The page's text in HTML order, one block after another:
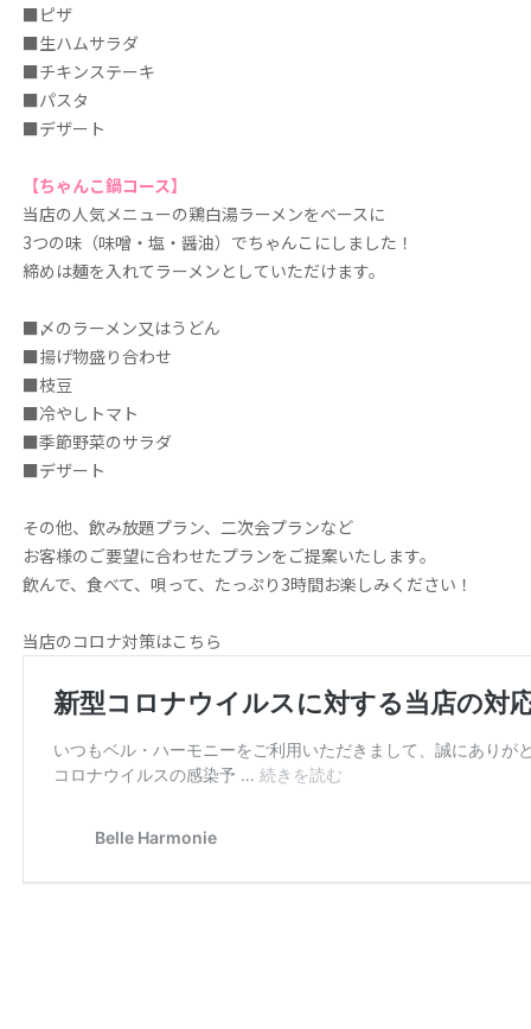
■ピザ
■生ハムサラダ
■チキンステーキ
■パスタ
■デザート
【ちゃんこ鍋コース】
当店の人気メニューの鶏白湯ラーメンをベースに
3つの味（味噌・塩・醤油）でちゃんこにしました！
締めは麺を入れてラーメンとしていただけます。
■〆のラーメン又はうどん
■揚げ物盛り合わせ
■枝豆
■冷やしトマト
■季節野菜のサラダ
■デザート
その他、飲み放題プラン、二次会プランなど
お客様のご要望に合わせたプランをご提案いたします。
飲んで、食べて、唄って、たっぷり3時間お楽しみください！
当店のコロナ対策はこちら